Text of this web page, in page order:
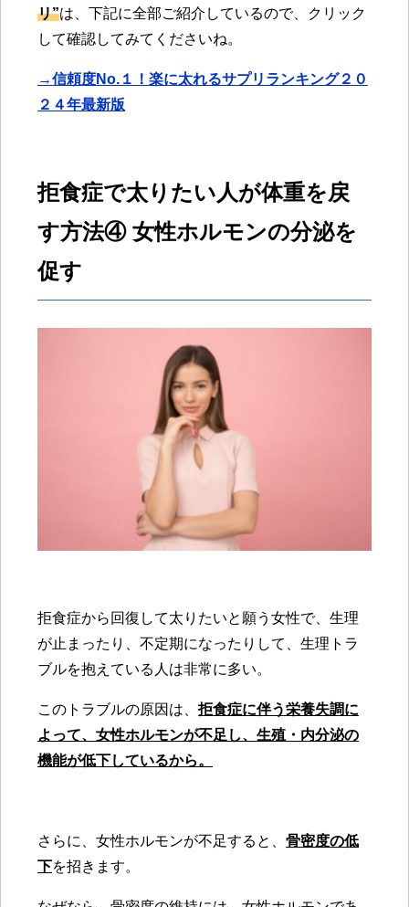
リ”は、下記に全部ご紹介しているので、クリック
して確認してみてくださいね。
→信頼度No.１！楽に太れるサプリランキング２０
２４年最新版
拒食症で太りたい人が体重を戻
す方法④ 女性ホルモンの分泌を
促す
拒食症から回復して太りたいと願う女性で、生理
が止まったり、不定期になったりして、生理トラ
ブルを抱えている人は非常に多い。
このトラブルの原因は、 拒食症に伴う栄養失調に
よって、女性ホルモンが不足し、生殖・内分泌の
機能が低下しているから。
さらに、 女性ホルモンが不足すると、 骨密度の低
下を招きます。